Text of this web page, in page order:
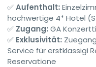
✅Aufenthalt:
hochwertige 4* Hotel
✅ Zugang: GA
✅ Exklusivität:
Service für erstklassigi
Reservatione